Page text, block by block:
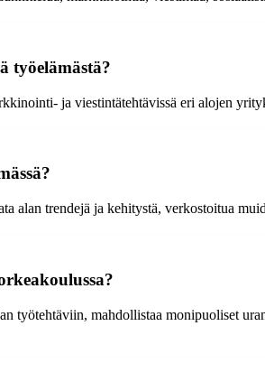
työelämästä?
ja viestintätehtävissä eri alojen
trendejä ja kehitystä, verkostoitua
työtehtäviin, mahdollistaa monipuoliset